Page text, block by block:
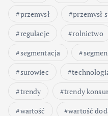
przemysł
przemysł
regulacje
rolnictwo
segmentacja
surowiec
trendy
trendy
wartość
wartość